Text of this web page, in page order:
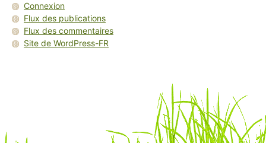
Connexion
Flux des publications
Flux des commentaires
Site de WordPress-FR